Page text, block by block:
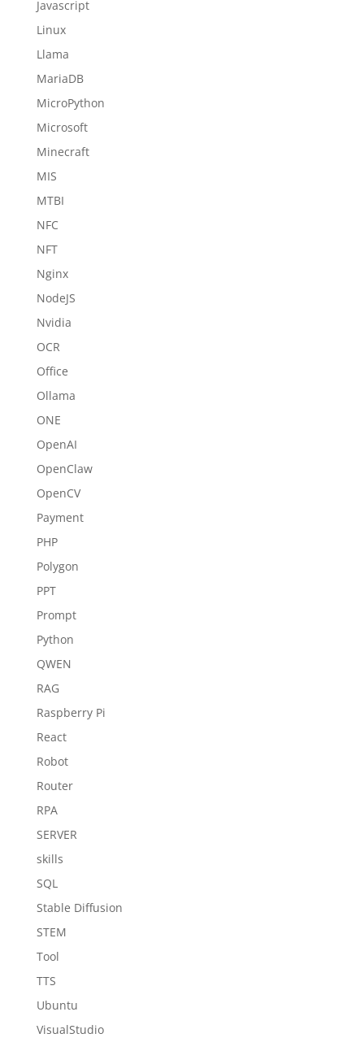
Javascript
Linux
Llama
MariaDB
MicroPython
Microsoft
Minecraft
MIS
MTBI
NFC
NFT
Nginx
NodeJS
Nvidia
OCR
Office
Ollama
ONE
OpenAI
OpenClaw
OpenCV
Payment
PHP
Polygon
PPT
Prompt
Python
QWEN
RAG
Raspberry Pi
React
Robot
Router
RPA
SERVER
skills
SQL
Stable Diffusion
STEM
Tool
TTS
Ubuntu
VisualStudio